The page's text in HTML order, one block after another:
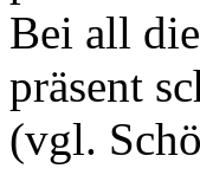
Bei all
präsent
(vgl.